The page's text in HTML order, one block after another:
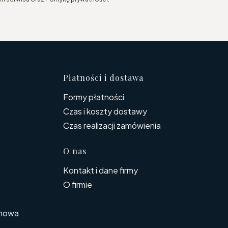
Płatności i dostawa
Formy płatności
Czas i koszty dostawy
Czas realizacji zamówienia
O nas
Kontakt i dane firmy
O firmie